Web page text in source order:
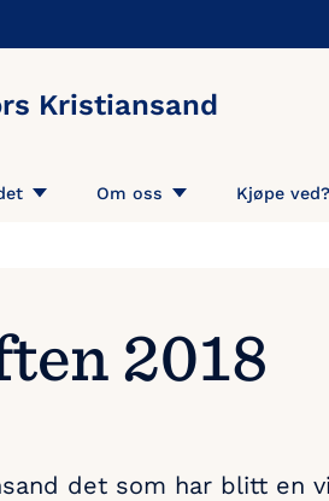
Kristiansand
Om oss Kjøpe ved?
2018
det som har blitt en